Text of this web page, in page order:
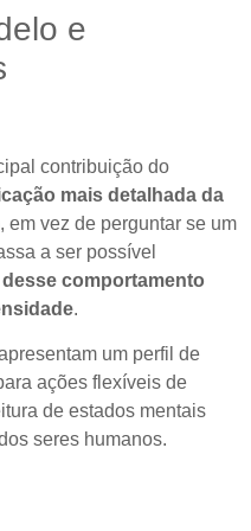
e
contribuição do
mais detalhada da
em vez de perguntar se um
a ser possível
comportamento
.
um perfil de
ações flexíveis de
de estados mentais
seres humanos.